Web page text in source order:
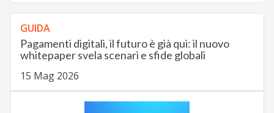
GUIDA
Pagamenti digitali, il futuro è già qui: il nuovo
whitepaper svela scenari e sfide globali
15 Mag 2026